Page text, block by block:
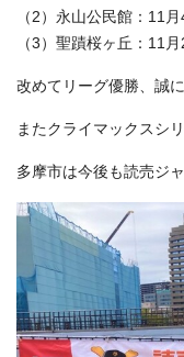
（2）永山公民館：11
（3）聖蹟桜ヶ丘：11
改めてリーグ優勝、誠
またクライマックスシ
多摩市は今後も読売ジ